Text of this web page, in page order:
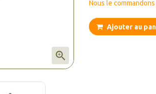

Nous le
Ajouter au